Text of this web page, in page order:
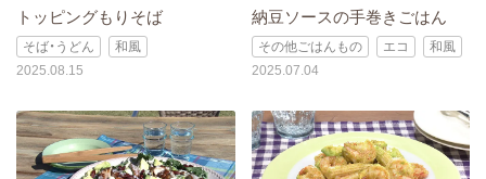
トッピングもりそば
そば・うどん
和風
2025.08.15
納豆ソースの手巻きごはん
その他ごはんもの エコ
和風
2025.07.04